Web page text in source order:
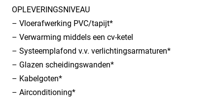
OPLEVERINGSNIVEAU
– Vloerafwerking PVC/tapijt*
– Verwarming middels een cv-ketel
– Systeemplafond v.v. verlichtingsarmaturen*
– Glazen scheidingswanden*
– Kabelgoten*
– Airconditioning*